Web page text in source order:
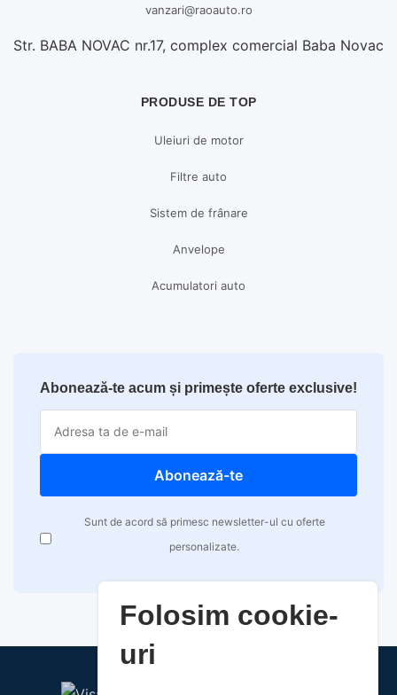
vanzari@raoauto.ro
Str. BABA NOVAC nr.17, complex comercial Baba Novac
PRODUSE DE TOP
Uleiuri de motor
Filtre auto
Sistem de frânare
Anvelope
Acumulatori auto
Abonează-te acum și primește oferte exclusive!
Abonează-te
Sunt de acord să primesc newsletter-ul cu oferte
personalizate.
Folosim cookie-
uri